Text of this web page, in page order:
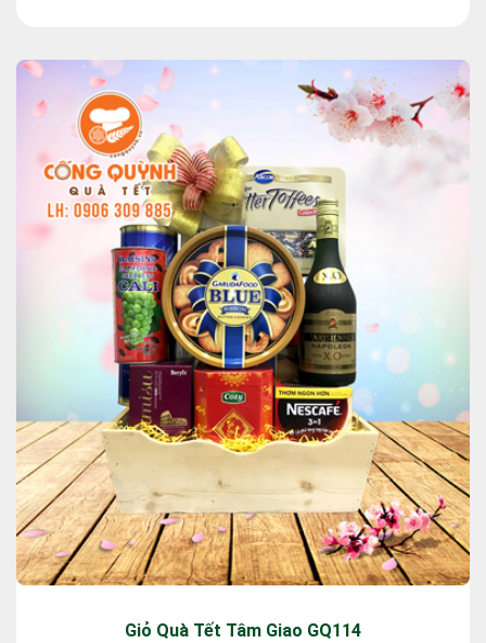
Giỏ Quà Tết Tâm Giao GQ114